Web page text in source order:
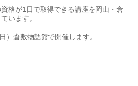
格が1日で取得できる講座を岡山・倉
います。
）倉敷物語館で開催します。